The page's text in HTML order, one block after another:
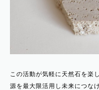
この活動が気軽に天然石を楽
源を最大限活用し未来につな